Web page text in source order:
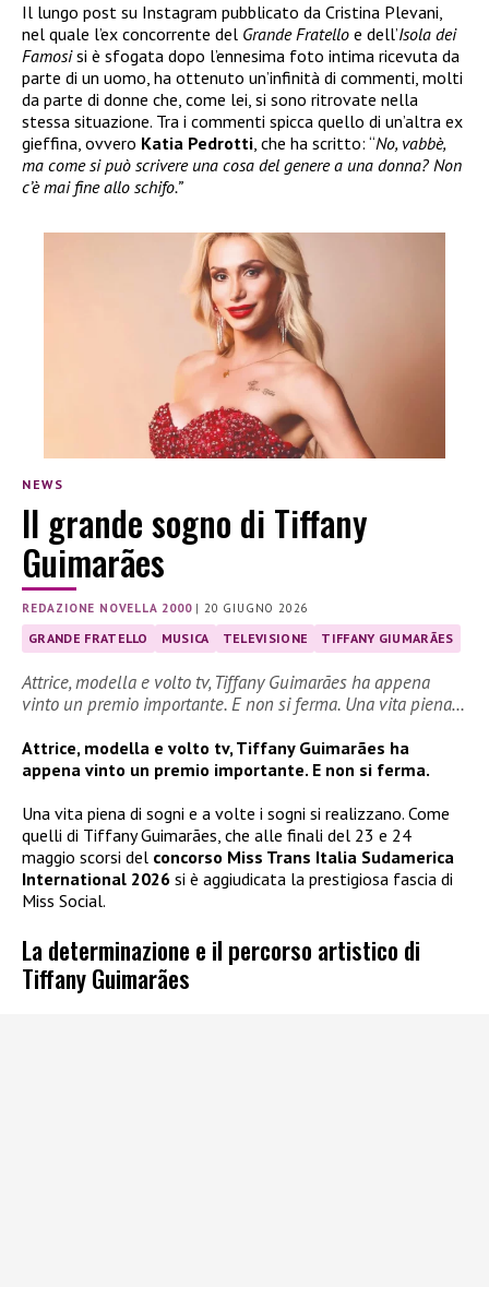
Il lungo post su Instagram pubblicato da Cristina Plevani,
nel quale l’ex concorrente del Grande Fratello e dell’Isola dei
Famosisi è sfogata dopo l’ennesima foto intima ricevuta da
parte di un uomo, ha ottenuto un’infinità di commenti, molti
da parte di donne che, come lei, si sono ritrovate nella
stessa situazione. Tra i commenti spicca quello di un’altra ex
gieffina, ovvero Katia Pedrotti, che ha scritto: “No, vabbè,
ma come si può scrivere una cosa del genere a una donna? Non
c’è mai fine allo schifo.”
NEWS
Il grande sogno di Tiffany
Guimarães
REDAZIONE NOVELLA 2000|20 GIUGNO 2026
GRANDE FRATELLO MUSICA TELEVISIONE TIFFANY GIUMARÃES
Attrice, modella e volto tv, Tiffany Guimarães ha appena
vinto un premio importante. E non si ferma. Una vita piena…
Attrice, modella e volto tv, Tiffany Guimarães ha
appena vinto un premio importante. E non si ferma.
Una vita piena di sogni e a volte i sogni si realizzano. Come
quelli di Tiffany Guimarães, che alle finali del 23 e 24
maggio scorsi del concorso Miss Trans Italia Sudamerica
International 2026 si è aggiudicata la prestigiosa fascia di
Miss Social.
La determinazione e il percorso artistico di
Tiffany Guimarães